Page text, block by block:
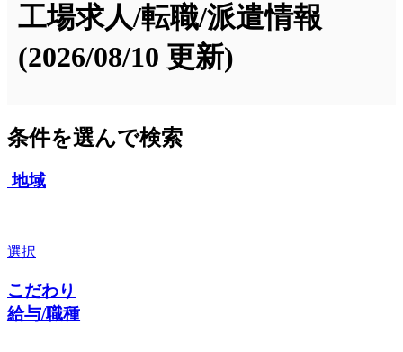
工場求人/転職/派遣情報
(2026/08/10 更新)
条件を選んで検索
地域
選択
こだわり
給与/職種